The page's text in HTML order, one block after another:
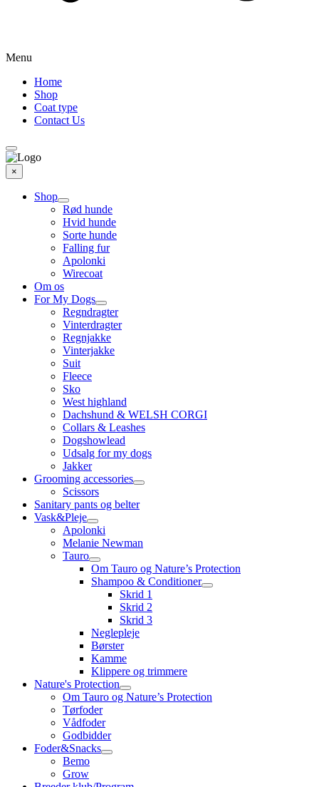
Menu
Home
Shop
Coat type
Contact Us
×
Shop
Rød hunde
Hvid hunde
Sorte hunde
Falling fur
Apolonki
Wirecoat
Om os
For My Dogs
Regndragter
Vinterdragter
Regnjakke
Vinterjakke
Suit
Fleece
Sko
West highland
Dachshund & WELSH CORGI
Collars & Leashes
Dogshowlead
Udsalg for my dogs
Jakker
Grooming accessories
Scissors
Sanitary pants og belter
Vask&Pleje
Apolonki
Melanie Newman
Tauro
Om Tauro og Nature’s Protection
Shampoo & Conditioner
Skrid 1
Skrid 2
Skrid 3
Neglepleje
Børster
Kamme
Klippere og trimmere
Nature's Protection
Om Tauro og Nature’s Protection
Tørfoder
Vådfoder
Godbidder
Foder&Snacks
Bemo
Grow